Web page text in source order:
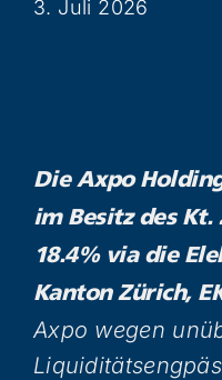
3. Juli 2026
Die Axpo
im Besitz des
18.4% via die
Kanton Zürich,
Axpo wegen